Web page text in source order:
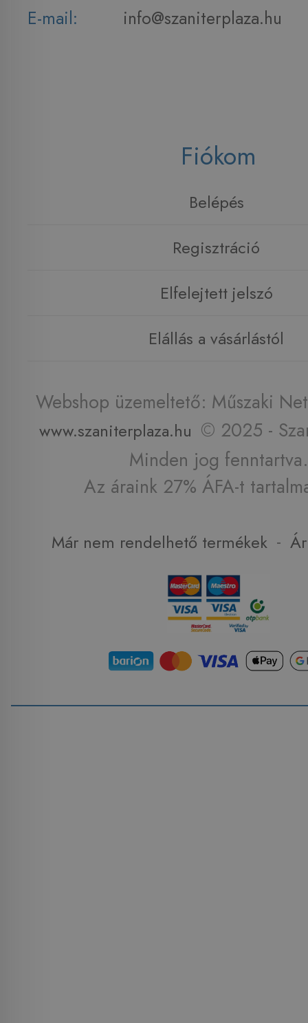
E-mail:
info@szaniterplaza.hu
Fiókom
Belépés
Regisztráció
Elfelejtett jelszó
Elállás a vásárlástól
Webshop üzemeltető: Műszaki
www.szaniterplaza.hu © 2025 -
Minden jog fenntartva.
Az áraink 27% ÁFA-t
Már nem rendelhető termékek -